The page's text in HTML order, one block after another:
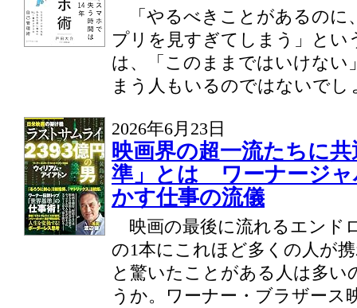
「やるべきことがあるのに
プリを見すぎてしまう」とい
は、「このままではいけない
まう人もいるのではないで
2026年6月23日
映画界の超一流たちに
準」とは ワーナージャ
かす仕事の流儀
映画の最後に流れるエンド
の1本にこれほど多くの人が
と驚いたことがある人は多い
うか。ワーナー・ブラザース